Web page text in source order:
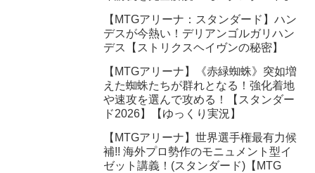
【MTGアリーナ：スタンダード】ハン
デスが今熱い！デリアンゴルガリハン
デス【ストリクスヘイヴンの秘密】
【MTGアリーナ】《赤緑蜘蛛》突如増
えた蜘蛛たちが群れとなる！強化着地
や速攻を選んで攻める！【スタンダー
ド2026】【ゆっくり実況】
【MTGアリーナ】世界選手権最有力候
補!! 海外プロ勢作のモニュメント型イ
ゼット講義！(スタンダード)【MTG